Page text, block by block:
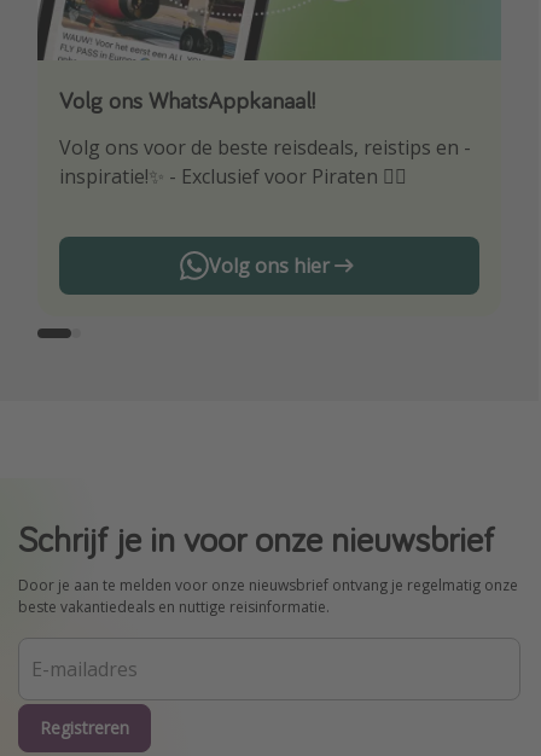
Volg ons WhatsAppkanaal!
Volg ons voor de beste reisdeals, reistips en -
inspiratie!✨ - Exclusief voor Piraten 🏴‍☠️
Volg ons hier
Download onze app
Wees als eerste op de hoogte van de beste
reisaanbiedingen
Schrijf je in voor onze nieuwsbrief
Door je aan te melden voor onze nieuwsbrief ontvang je regelmatig onze
beste vakantiedeals en nuttige reisinformatie.
Registreren